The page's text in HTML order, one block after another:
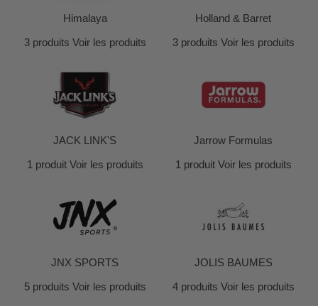
Himalaya
3 produits Voir les produits
Holland & Barret
3 produits Voir les produits
JACK LINK'S
1 produit Voir les produits
Jarrow Formulas
1 produit Voir les produits
JNX SPORTS
5 produits Voir les produits
JOLIS BAUMES
4 produits Voir les produits